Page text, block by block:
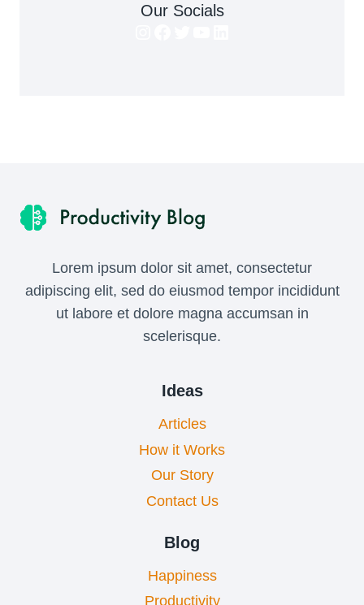
Our Socials
Lorem ipsum dolor sit amet, consectetur
adipiscing elit, sed do eiusmod tempor incididunt
ut labore et dolore magna accumsan in
scelerisque.
Ideas
Articles
How it Works
Our Story
Contact Us
Blog
Happiness
Productivity